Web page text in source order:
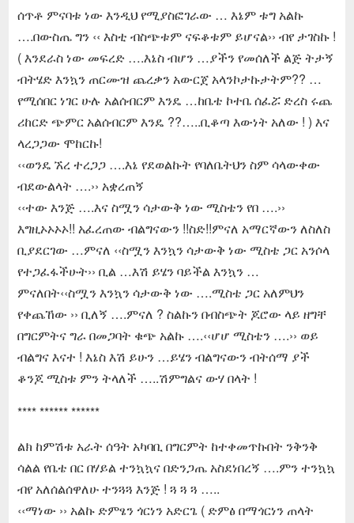
ሰጥቶ ምናባቱ ነው እንዲህ የሚያስፎገራው … እኔም ቱግ አልኩ
….በውስጤ ግን ‹‹ እስቲ ብስጭቱም ናፍቆቱም ይሆናል›› ብየ ታገስኩ !
( እንደራስ ነው መፍረድ ….እኔስ ብሆን …ያችን የመሰለች ልጅ ትታኝ
ብትሄድ እንኳን ጠርሙዝ ጨረቃን አውርጀ አላንኮታኩታትም?? …
የሚሰበር ነገር ሁሉ አልሰብርም እንዴ …ከቤቴ ኮተቤ ሰፈሯ ድረስ ሩጨ
ሪከርድ ጭምር አልሰብርም እንዴ ??…..ቢቆጣ እውነት አለው ! ) እና
ላረጋጋው ሞከርኩ!
‹‹ወንዴ ኧረ ተረጋጋ ….እኔ የደወልኩት የባለቤትህን ስም ሳላውቀው
ብደውልላት ….›› አቋረጠኝ
‹‹ተው እንጅ ….እና ስሟን ሳታውቅ ነው ሚስቴን የበ ….››
እግዚኦኦኦኦ!! አፈረጠው ብልግናውን !!ስድ!!ምናለ አማርኛውን ለስለስ
ቢያደርገው …ምናለ ‹‹ስሟን እንኳን ሳታውቅ ነው ሚስቴ ጋር አንሶላ
የተጋፈፋችሁት›› ቢል …እሽ ይሄን ባይችል እንኳን …
ምናለበት‹‹ስሟን እንኳን ሳታውቅ ነው ….ሚስቴ ጋር አለምህን
የቀጨኸው ›› ቢለኝ ….ምናለ ? ስልኩን በብስጭት ጆሮው ላይ ዘግቸ
በግርምትና ግራ በመጋባት ቁጭ አልኩ ….‹‹ሆሆ ሚስቴን ….›› ወይ
ብልግና እናተ ! እኔስ እሽ ይሁን …ይሄን ብልግናውን ብትሰማ ያች
ቆንጆ ሚስቱ ምን ትላለች …..ሽምግልና ውሃ በላት !
**** ****** ******
ልክ ከምሽቱ አራት ሰዓት አካባቢ በግርምት ከተቀመጥኩበት ንቅንቅ
ሳልል የቤቴ በር በሃይል ተንኳኳና በድንጋጤ አስደነበረኝ ….ምን ተንኳኳ
ብየ አለሰልሰዋለሁ ተንጓጓ እንጅ ! ጓ ጓ ጓ …..
‹‹ማነው ›› አልኩ ድምፄን ጎርነን አድርጌ ( ድምፅ በማጎርነን ጠላት